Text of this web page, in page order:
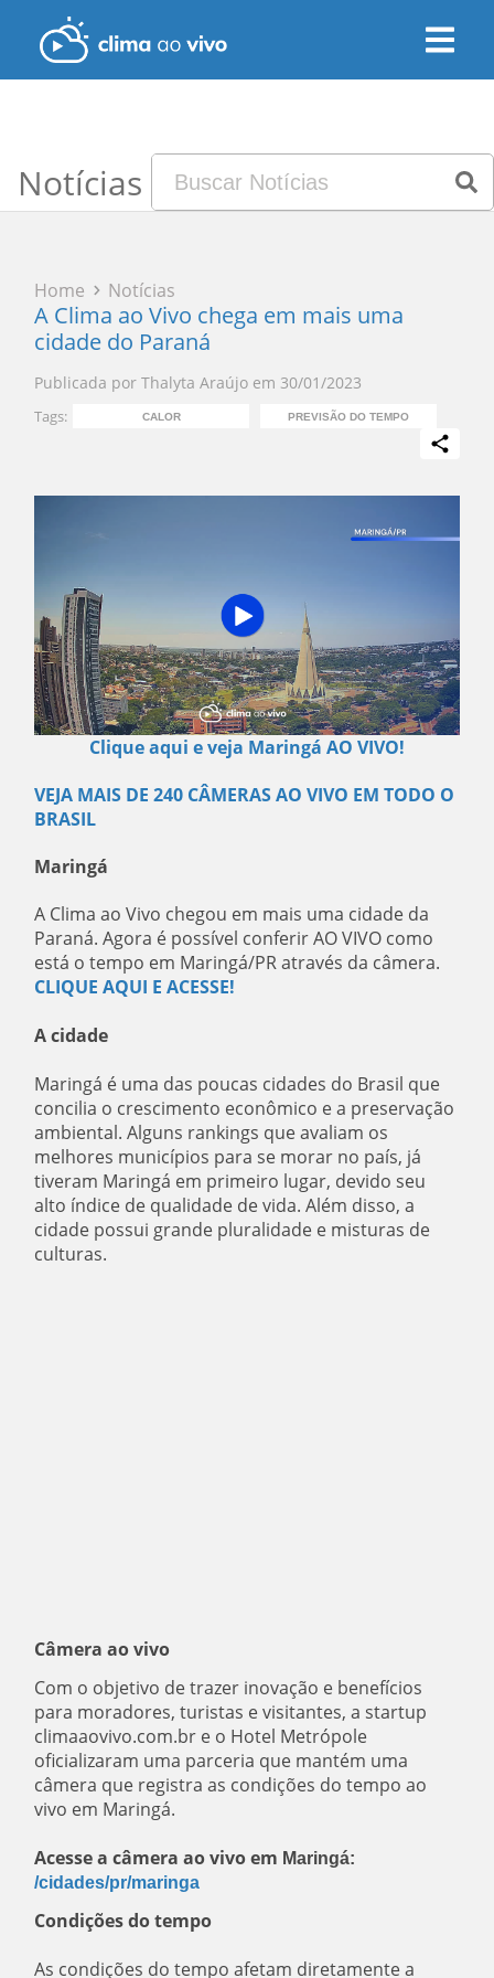
Notícias
Home Notícias
A Clima ao Vivo chega em mais uma
cidade do Paraná
Publicada por Thalyta Araújo em 30/01/2023
Tags: CALOR PREVISÃO DO TEMPO
Clique aqui e veja Maringá AO VIVO!
VEJA MAIS DE 240 CÂMERAS AO VIVO EM TODO O
BRASIL
Maringá
A Clima ao Vivo chegou em mais uma cidade da
Paraná. Agora é possível conferir AO VIVO como
está o tempo em Maringá/PR através da câmera.
CLIQUE AQUI E ACESSE!
A cidade
Maringá é uma das poucas cidades do Brasil que
concilia o crescimento econômico e a preservação
ambiental. Alguns rankings que avaliam os
melhores municípios para se morar no país, já
tiveram Maringá em primeiro lugar, devido seu
alto índice de qualidade de vida. Além disso, a
cidade possui grande pluralidade e misturas de
culturas.
Câmera ao vivo
Com o objetivo de trazer inovação e benefícios
para moradores, turistas e visitantes, a startup
climaaovivo.com.br e o Hotel Metrópole
oficializaram uma parceria que mantém uma
câmera que registra as condições do tempo ao
vivo em Maringá.
Acesse a câmera ao vivo em Maringá:
/cidades/pr/maringa
Condições do tempo
As condições do tempo afetam diretamente a